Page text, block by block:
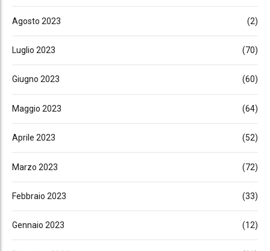
Agosto 2023 (2)
Luglio 2023 (70)
Giugno 2023 (60)
Maggio 2023 (64)
Aprile 2023 (52)
Marzo 2023 (72)
Febbraio 2023 (33)
Gennaio 2023 (12)